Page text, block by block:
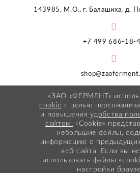
143985, М.О., г. Балашиха, д.
+7 499 686-18-
«ЗАО «ФЕРМЕНТ»
cookie с целью
и повышенияудобства
сайтом. «Cookie»
небольшие файлы,
информацию о
веб-сайта. Если вы
использовать файлы
настройки